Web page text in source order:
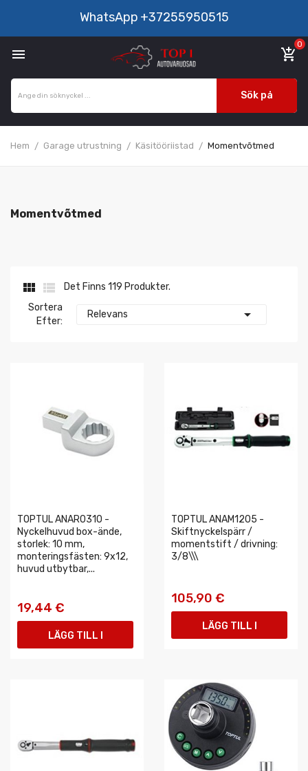
WhatsApp +37255950515
 add_shopping_cart
0
Sök på
Hem Garage utrustning Käsitööriistad Momentvõtmed
Momentvõtmed
 
Det Finns 119 Produkter.
Sortera
Efter:
Relevans 
TOPTUL ANAR0310 -
Nyckelhuvud box-ände,
storlek: 10 mm,
monteringsfästen: 9x12,
huvud utbytbar,...
19,44 €
LÄGG TILL I
TOPTUL ANAM1205 -
Skiftnyckelspärr /
momentstift / drivning:
3/8\\\
105,90 €
LÄGG TILL I